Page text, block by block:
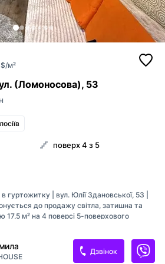
м²
(Ломоносова), 53
поверх 4 з 5
гуртожитку | вул. Юлії Здановської, 53 |
до продажу світла, затишна та
17,5 м² на 4 поверсі 5-поверхового
як для себе, так і для здачі в оренду.
телевізор; холодильник;
розкладний диван. Кімната дуже
Дзвінок